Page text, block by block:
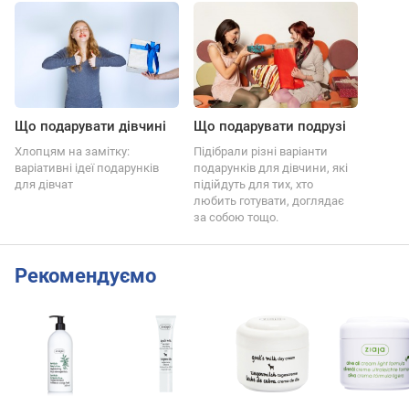
Що подарувати дівчині
Хлопцям на замітку:
варіативні ідеї подарунків
для дівчат
Що подарувати подрузі
Підібрали різні варіанти
подарунків для дівчини, які
підійдуть для тих, хто
любить готувати, доглядає
за собою тощо.
Рекомендуємо